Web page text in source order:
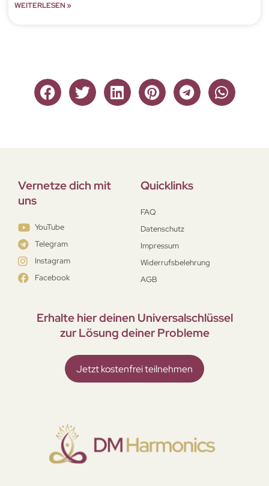
WEITERLESEN »
Vernetze dich mit
uns
YouTube
Telegram
Instagram
Facebook
Quicklinks
FAQ
Datenschutz
Impressum
Widerrufsbelehrung
AGB
Erhalte hier deinen Universal­schlüssel
zur Lösung deiner Probleme
Jetzt kostenfrei teilnehmen